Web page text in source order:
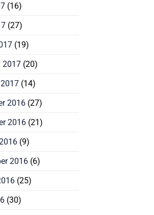
(16)
(27)
(19)
2017(20)
(14)
2016(27)
2016(21)
(9)
2016(6)
(25)
(30)